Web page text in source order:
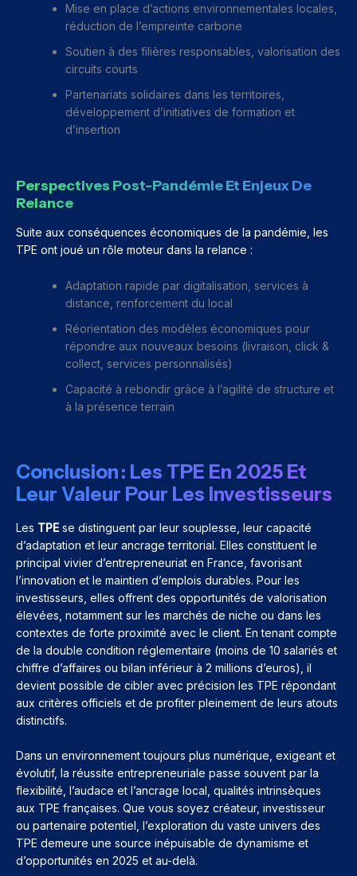
Mise en place d’actions environnementales locales,
réduction de l’empreinte carbone
Soutien à des filières responsables, valorisation des
circuits courts
Partenariats solidaires dans les territoires,
développement d’initiatives de formation et
d’insertion
Perspectives Post-Pandémie Et Enjeux De
Relance
Suite aux conséquences économiques de la pandémie, les
TPE ont joué un rôle moteur dans la relance :
Adaptation rapide par digitalisation, services à
distance, renforcement du local
Réorientation des modèles économiques pour
répondre aux nouveaux besoins (livraison, click &
collect, services personnalisés)
Capacité à rebondir grâce à l’agilité de structure et
à la présence terrain
Conclusion : Les TPE En 2025 Et
Leur Valeur Pour Les Investisseurs
Les TPE se distinguent par leur souplesse, leur capacité
d’adaptation et leur ancrage territorial. Elles constituent le
principal vivier d’entrepreneuriat en France, favorisant
l’innovation et le maintien d’emplois durables. Pour les
investisseurs, elles offrent des opportunités de valorisation
élevées, notamment sur les marchés de niche ou dans les
contextes de forte proximité avec le client. En tenant compte
de la double condition réglementaire (moins de 10 salariés et
chiffre d’affaires ou bilan inférieur à 2 millions d’euros), il
devient possible de cibler avec précision les TPE répondant
aux critères officiels et de profiter pleinement de leurs atouts
distinctifs.
Dans un environnement toujours plus numérique, exigeant et
évolutif, la réussite entrepreneuriale passe souvent par la
flexibilité, l’audace et l’ancrage local, qualités intrinsèques
aux TPE françaises. Que vous soyez créateur, investisseur
ou partenaire potentiel, l’exploration du vaste univers des
TPE demeure une source inépuisable de dynamisme et
d’opportunités en 2025 et au-delà.